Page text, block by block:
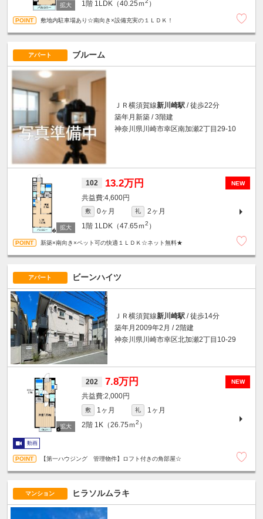
1階 1LDK（40.25ｍ ）
敷地内駐車場あり☆南向き×設備充実の１ＬＤＫ！
アパート ブルーム
ＪＲ横須賀線新川崎駅 / 徒歩22分
築年月新築 / 3階建
神奈川県川崎市幸区南加瀬2丁目29-10
NEW
102 13.2万円
4,600円
敷 0ヶ月 礼
2ヶ月
1階 1LDK（47.65ｍ2 ）
新築×南向き×ペット可の快適１ＬＤＫ☆ネット無料★
アパート ビーンハイツ
ＪＲ横須賀線新川崎駅 / 徒歩14分
築年月2009年2月 / 2階建
神奈川県川崎市幸区北加瀬2丁目10-29
NEW
202 7.8万円
2,000円
敷 1ヶ月 礼
1ヶ月
2階 1K（26.75ｍ2 ）
動画
【第一ハウジング 管理物件】ロフト付きの角部屋☆
マンション ヒラソルムラキ